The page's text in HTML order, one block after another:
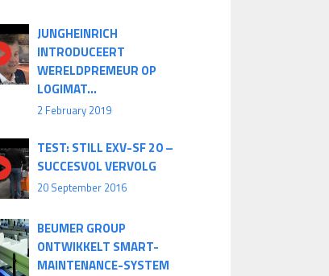
JUNGHEINRICH
INTRODUCEERT
WERELDPREMEUR OP
LOGIMAT...
2 February 2019
TEST: STILL EXV-SF 20 –
SUCCESVOL VERVOLG
20 September 2016
BEUMER GROUP
ONTWIKKELT SMART-
MAINTENANCE-SYSTEM